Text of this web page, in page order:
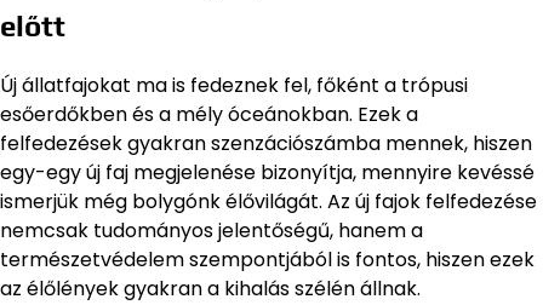
előtt
Új állatfajokat ma is fedeznek fel, főként a trópusi
esőerdőkben és a mély óceánokban. Ezek a
felfedezések gyakran szenzációszámba mennek, hiszen
egy-egy új faj megjelenése bizonyítja, mennyire kevéssé
ismerjük még bolygónk élővilágát. Az új fajok felfedezése
nemcsak tudományos jelentőségű, hanem a
természetvédelem szempontjából is fontos, hiszen ezek
az élőlények gyakran a kihalás szélén állnak.